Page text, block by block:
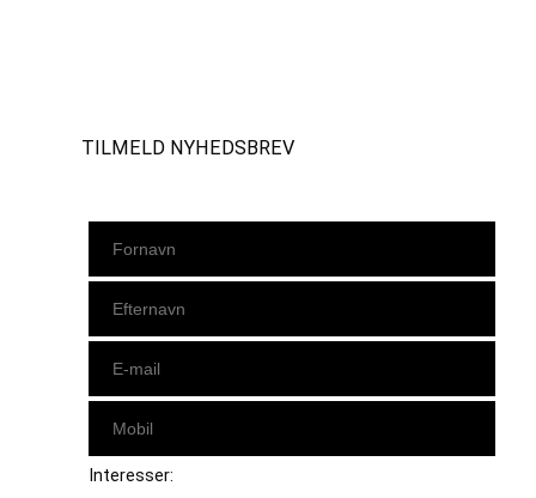
TILMELD NYHEDSBREV
Interesser: